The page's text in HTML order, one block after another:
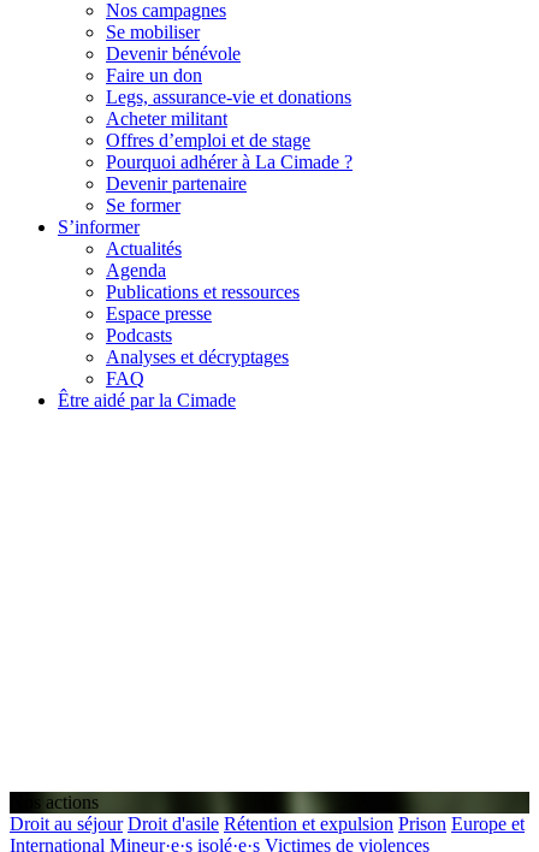
Nos campagnes
Se mobiliser
Devenir bénévole
Faire un don
Legs, assurance-vie et donations
Acheter militant
Offres d’emploi et de stage
Pourquoi adhérer à La Cimade ?
Devenir partenaire
Se former
S’informer
Actualités
Agenda
Publications et ressources
Espace presse
Podcasts
Analyses et décryptages
FAQ
Être aidé par la Cimade
Nos actions
Droit au séjour Droit d'asile Rétention et expulsion Prison Europe et
International Mineur·e·s isolé·e·s Victimes de violences